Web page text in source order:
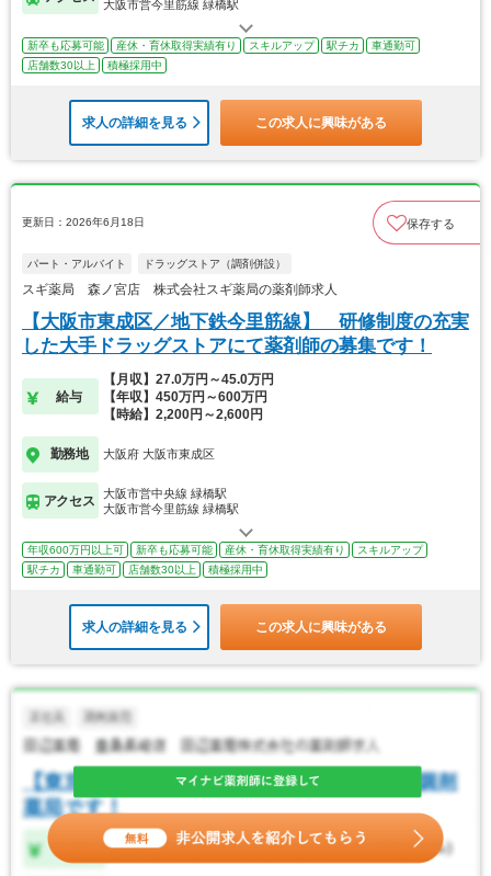
大阪市営今里筋線 緑橋駅
新卒も応募可能 産休・育休取得実績有り スキルアップ 駅チカ
車通勤可
店舗数30以上
積極採用中
求人の詳細を見る この求人に興味がある
更新日：2026年6月18日 保存する
パート・アルバイト ドラッグストア（調剤併設）
スギ薬局 森ノ宮店 株式会社スギ薬局の薬剤師求人
【大阪市東成区／地下鉄今里筋線】 研修制度の充実
した大手ドラッグストアにて薬剤師の募集です！
給与
【月収】27.0万円～45.0万円
【年収】450万円～600万円
【時給】2,200円～2,600円
勤務地 大阪府 大阪市東成区
アクセス
大阪市営中央線 緑橋駅
大阪市営今里筋線 緑橋駅
年収600万円以上可 新卒も応募可能 産休・育休取得実績有り
スキルアップ
駅チカ
車通勤可 店舗数30以上 積極採用中
求人の詳細を見る この求人に興味がある